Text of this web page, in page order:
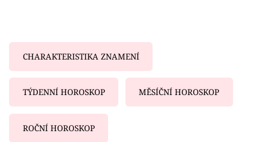
CHARAKTERISTIKA ZNAMENÍ
TÝDENNÍ HOROSKOP MĚSÍČNÍ HOROSKOP
ROČNÍ HOROSKOP